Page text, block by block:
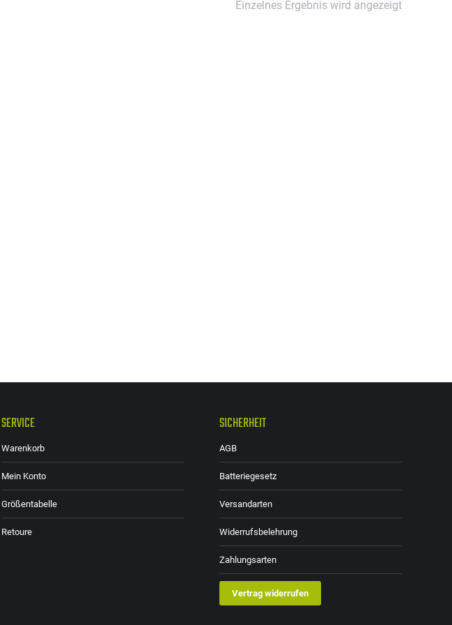
Einzelnes Ergebnis wird angezeigt
SERVICE
Warenkorb
Mein Konto
Größentabelle
Retoure
SICHERHEIT
AGB
Batteriegesetz
Versandarten
Widerrufsbelehrung
Zahlungsarten
Vertrag widerrufen